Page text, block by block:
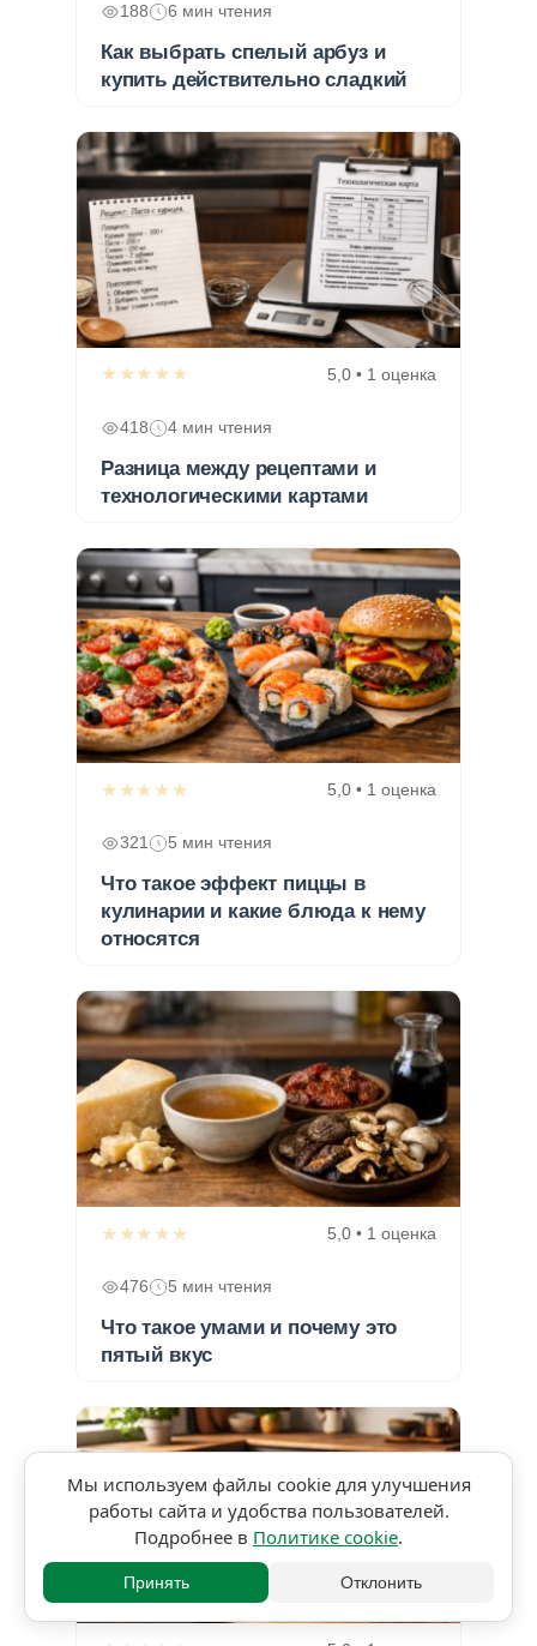
188 6 мин чтения
Как выбрать спелый арбуз и
купить действительно сладкий
★★★★★ 5,0 • 1 оценка
418 4 мин чтения
Разница между рецептами и
технологическими картами
★★★★★ 5,0 • 1 оценка
321 5 мин чтения
Что такое эффект пиццы в
кулинарии и какие блюда к нему
относятся
★★★★★ 5,0 • 1 оценка
476 5 мин чтения
Что такое умами и почему это
пятый вкус
Мы используем файлы cookie для улучшения
работы сайта и удобства пользователей.
Подробнее в Политике cookie.
Принять Отклонить